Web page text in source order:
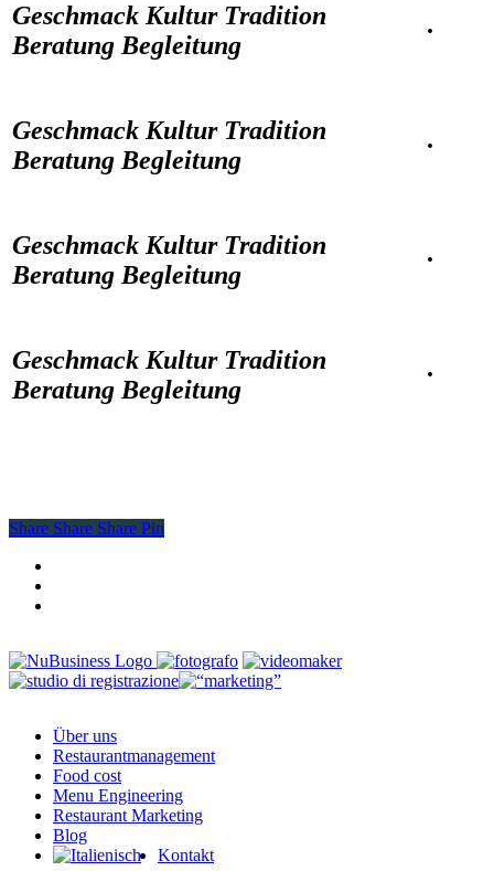
Geschmack Kultur Tradition
Beratung Begleitung
·
Geschmack Kultur Tradition
Beratung Begleitung
·
Geschmack Kultur Tradition
Beratung Begleitung
·
Geschmack Kultur Tradition
Beratung Begleitung
·
Share
Share Share Share Pin
Close
Menu
Über uns
Restaurantmanagement
Food cost
Menu Engineering
Restaurant Marketing
Blog
Kontakt